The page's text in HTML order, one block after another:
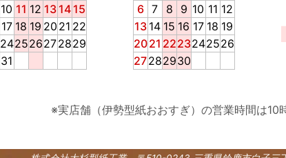
10 11 12 13 14 15
17 18 19 20 21 22
242526272829
31
6 7 8 9 10 11 12
13 14 15 16 17 18 19
2021 2223242526
27282930
※実店舗（伊勢型紙おおすぎ）の営業時間は10